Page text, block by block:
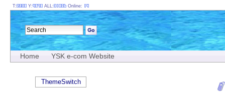
Home YSK e-com Website
T: Y: ALL: Online:
ThemeSwitch